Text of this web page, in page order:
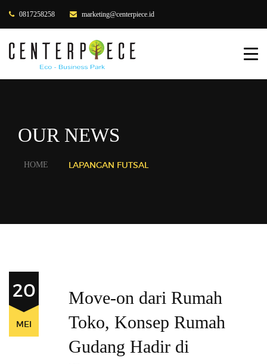
0817258258 marketing@centerpiece.id
HOME
OUR CLIENTS
GALLERY
OUR NEWS
HOME LAPANGAN FUTSAL
20
MEI
Move-on dari Rumah
Toko, Konsep Rumah
Gudang Hadir di